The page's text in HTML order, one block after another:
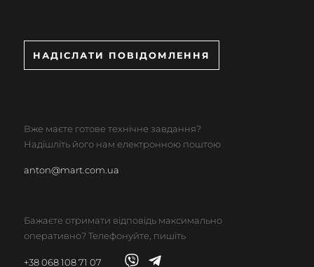
НАДІСЛАТИ ПОВІДОМЛЕННЯ
Вже маєте готове технічне завдання?
Надішліть його нам електронною поштою
anton@mart.com.ua
Бажаєте отримати відповідь максимально
оперативно? Телефонуйте, пишіть
+38 068 108 71 07